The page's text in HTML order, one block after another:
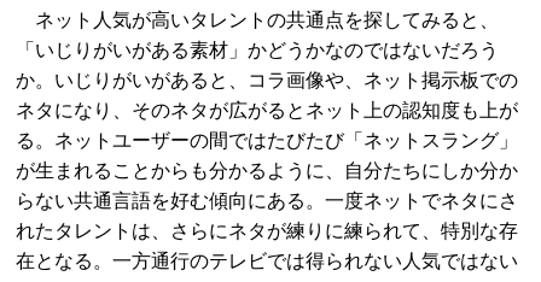
ネット人気が高いタレントの共通点を探してみると、
「いじりがいがある素材」かどうかなのではないだろう
か。いじりがいがあると、コラ画像や、ネット掲示板での
ネタになり、そのネタが広がるとネット上の認知度も上が
る。ネットユーザーの間ではたびたび「ネットスラング」
が生まれることからも分かるように、自分たちにしか分か
らない共通言語を好む傾向にある。一度ネットでネタにさ
れたタレントは、さらにネタが練りに練られて、特別な存
在となる。一方通行のテレビでは得られない人気ではない